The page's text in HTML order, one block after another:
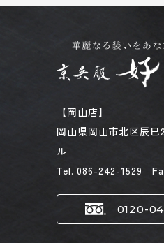
【岡山店】
岡山県岡山市北区辰
ル
Tel. 086-242-1529
0120-